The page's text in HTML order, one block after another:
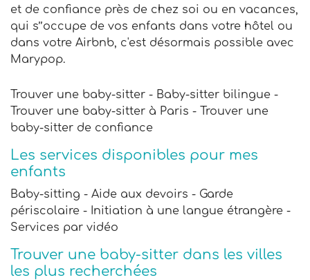
et de confiance près de chez soi ou en vacances,
qui s’’occupe de vos enfants dans votre hôtel ou
dans votre Airbnb, c'est désormais possible avec
Marypop.
Trouver une baby-sitter - Baby-sitter bilingue -
Trouver une baby-sitter à Paris - Trouver une
baby-sitter de confiance
Les services disponibles pour mes
enfants
Baby-sitting - Aide aux devoirs - Garde
périscolaire - Initiation à une langue étrangère -
Services par vidéo
Trouver une baby-sitter dans les villes
les plus recherchées